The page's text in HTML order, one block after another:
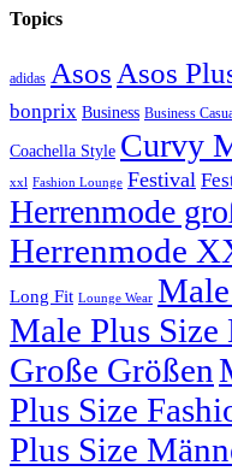
Topics
adidas AsosAsos
bonprix Business Business
Coachella Style Curvy
xxl Fashion Lounge Festival
Herrenmode
Herrenmode
Long Fit Lounge Wear
Male Plus Size
Große Größen
Plus Size
Plus Size